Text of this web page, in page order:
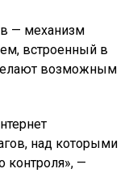
— механизм
встроенный в
возможным
над которыми
контроля», —